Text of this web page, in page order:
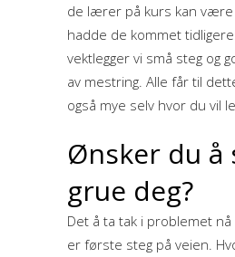
de lærer på kurs kan være
hadde de kommet
vektlegger vi små steg og
av mestring. Alle får til
også mye selv hvor du vil
Ønsker du å
grue deg?
Det å ta tak i problemet
er første steg på veien.